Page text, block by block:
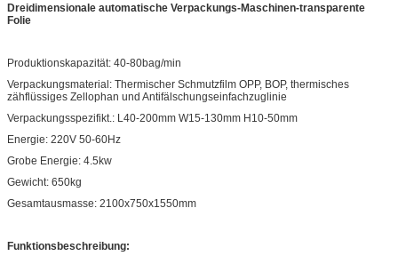
Dreidimensionale automatische Verpackungs-Maschinen-transparente
Folie
Produktionskapazität: 40-80bag/min
Verpackungsmaterial: Thermischer Schmutzfilm OPP, BOP, thermisches
zähflüssiges Zellophan und Antifälschungseinfachzuglinie
Verpackungsspezifikt.: L40-200mm W15-130mm H10-50mm
Energie: 220V 50-60Hz
Grobe Energie: 4.5kw
Gewicht: 650kg
Gesamtausmasse: 2100x750x1550mm
Funktionsbeschreibung: